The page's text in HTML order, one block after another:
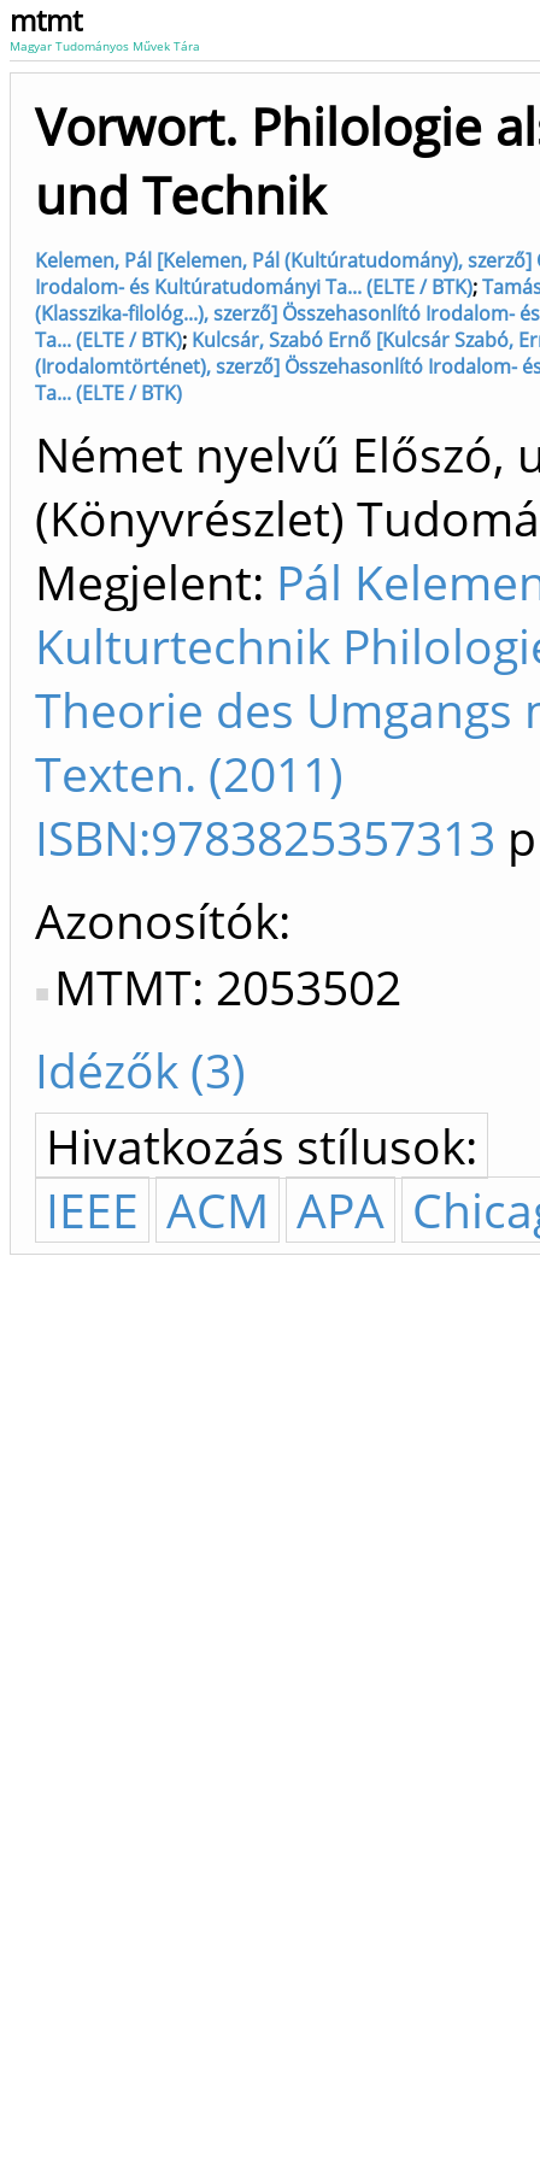
mtmt
Magyar Tudományos Művek Tára
Vorwort. Philologie
und Technik
Kelemen, Pál [Kelemen, Pál (Kultúratudomány), szerző]
Irodalom- és Kultúratudományi Ta... (ELTE / BTK);
(Klasszika-filológ...), szerző] Összehasonlító Irodalom-
Ta... (ELTE / BTK); Kulcsár, Szabó Ernő [Kulcsár Szabó,
(Irodalomtörténet), szerző] Összehasonlító Irodalom-
Ta... (ELTE / BTK)
Német nyelvű Előszó,
(Könyvrészlet)
Megjelent: Pál
Kulturtechnik
Theorie des Umgangs
Texten. (2011)
ISBN:9783825357313
Azonosítók
MTMT: 2053502
Idézők (3)
Hivatkozás stílusok:
IEEE ACM APA